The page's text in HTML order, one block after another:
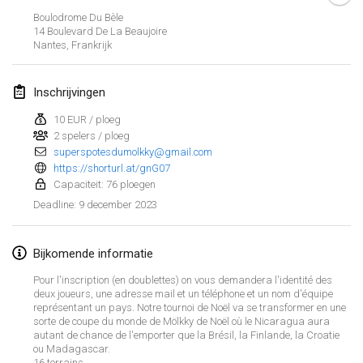
Samengesteld door
Weergave lijst
Boulodrome Du Bèle
14 Boulevard De La Beaujoire
Nantes Frankrijk
Inschrijvingen
10 EUR / ploeg
2 spelers / ploeg
superspotesdumolkky@gmail.com
https://shorturl.at/gnG07
Capaciteit: 76 ploegen
Deadline: 9 december 2023
Bijkomende informatie
Pour l'inscription (en doublettes) on vous demandera l'identité des
deux joueurs, une adresse mail et un téléphone et un nom d'équipe
représentant un pays. Notre tournoi de Noël va se transformer en une
sorte de coupe du monde de Mölkky de Noël où le Nicaragua aura
autant de chance de l'emporter que la Brésil, la Finlande, la Croatie
ou Madagascar.
februari 2023
4 feb. 2023
SingeliDuppeli
4 feb. 2023|Finland
SM HalliMölkky - Finnish Championship
Indoor de la CASAS
18 feb. 2023|Frankrijk
Faschings-Mölkky
19 feb. 2023 |Duitsland
243tornooien weergegeven